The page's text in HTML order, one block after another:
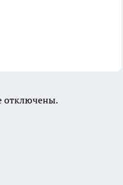
отключены.